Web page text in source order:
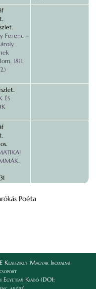
Ferenc –
1811.
ÉS
Poéta
Magyar Irodalmi
Kiadó (DOI: